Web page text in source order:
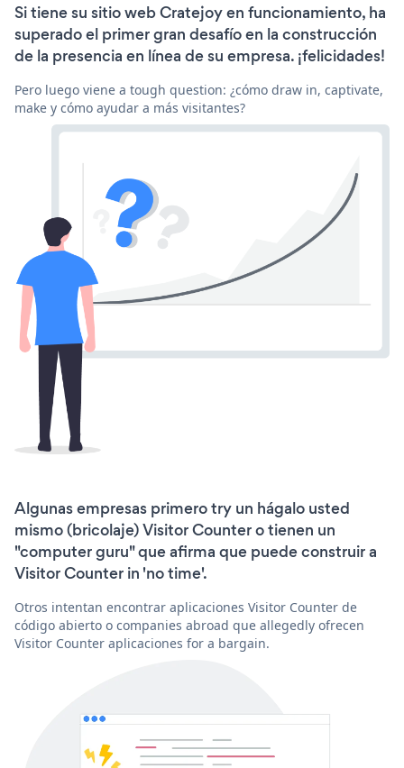
Si tiene su sitio web Cratejoy en funcionamiento, ha
superado el primer gran desafío en la construcción
de la presencia en línea de su empresa. ¡felicidades!
Pero luego viene a tough question: ¿cómo draw in, captivate,
make y cómo ayudar a más visitantes?
Algunas empresas primero try un hágalo usted
mismo (bricolaje) Visitor Counter o tienen un
"computer guru" que afirma que puede construir a
Visitor Counter in 'no time'.
Otros intentan encontrar aplicaciones Visitor Counter de
código abierto o companies abroad que allegedly ofrecen
Visitor Counter aplicaciones for a bargain.